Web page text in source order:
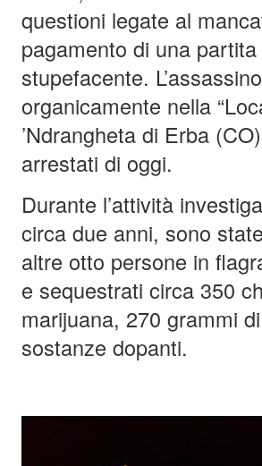
questioni legate al
pagamento di una
stupefacente.
organicamente nella
’Ndrangheta di Erba
arrestati di oggi.
Durante l’attività
circa due anni, sono
altre otto persone in
e sequestrati circa 350
marijuana, 270 grammi
sostanze dopanti.